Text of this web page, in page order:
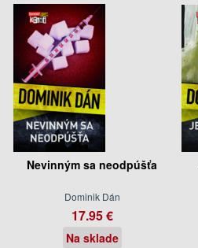
Nevinným sa neodpúšťa
Dominik Dán
17.95 €
Na sklade